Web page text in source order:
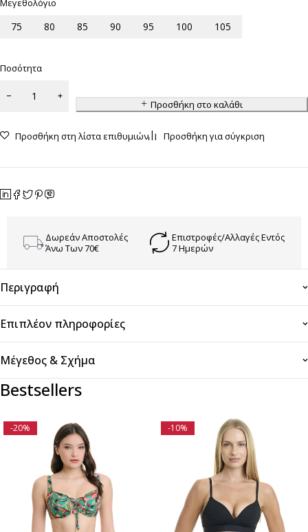
Μεγεθολόγιο
75 80 85 90 95 100 105
Ποσότητα
Προσθήκη στο καλάθι
Προσθήκη στη λίστα επιθυμιών Προσθήκη για σύγκριση
Δωρεάν Αποστολές
Άνω Των 70€
Επιστροφές/Αλλαγές Εντός
7 Ημερών
Περιγραφή
Επιπλέον πληροφορίες
Μέγεθος & Σχήμα
Bestsellers
-20% -10%